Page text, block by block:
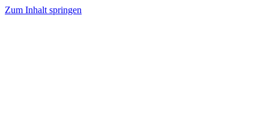
Zum Inhalt springen